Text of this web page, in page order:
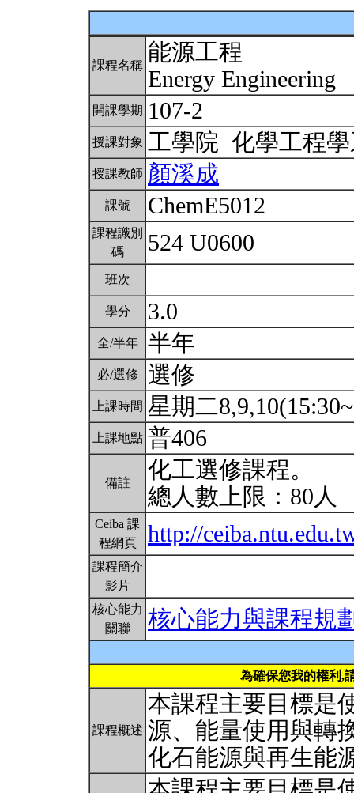
課程名稱 能源工程
Energy Engineering
開課學期 107-2
授課對象 工學院 化學工程
授課教師 顏溪成
課號 ChemE5012
課程識別
碼
524 U0600
班次
學分 3.0
全/半年 半年
必/選修 選修
上課時間 星期二
上課地點 普406
備註
化工選修課程。
總人數上限：80人
Ceiba 課
程網頁
http://
課程簡介
影片
核心能力
關聯
核心能力與課程規
為確保您我的權利,
課程概述
本課程主要目標是
源、能量使用與轉
化石能源與再生能